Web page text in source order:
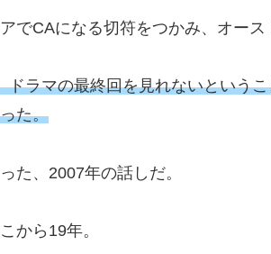
でCAになる切符をつかみ、オース
ドラマの最終回を見れないという
た。
た、2007年の話しだ。
から19年。